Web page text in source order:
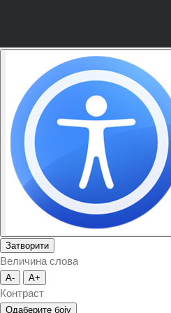
Затворити
Величина слова
A- A+
Контраст
Одаберите боју